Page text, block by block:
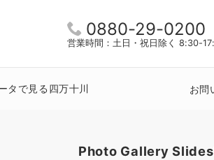
0880-29-0200
営業時間：土日・祝日除く 8:30-
タで見る四万十川 お問
Photo Gallery